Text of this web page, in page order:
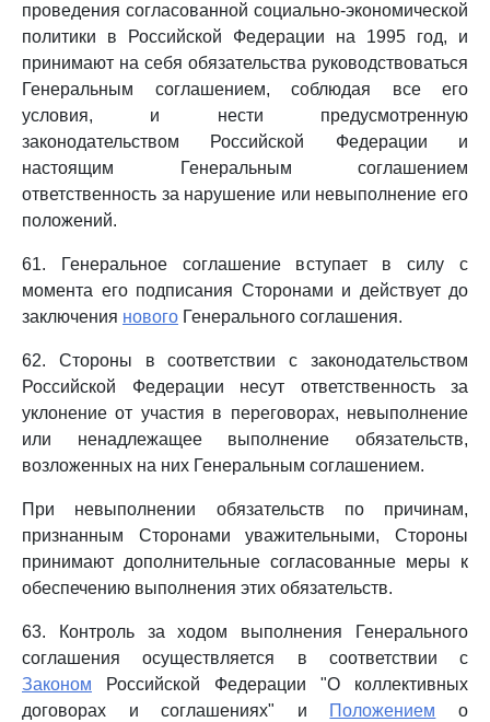
проведения согласованной социально-экономической
политики в Российской Федерации на 1995 год, и
принимают на себя обязательства руководствоваться
Генеральным соглашением, соблюдая все его
условия, и нести предусмотренную
законодательством Российской Федерации и
настоящим Генеральным соглашением
ответственность за нарушение или невыполнение его
положений.
61. Генеральное соглашение вступает в силу с
момента его подписания Сторонами и действует до
заключения нового Генерального соглашения.
62. Стороны в соответствии с законодательством
Российской Федерации несут ответственность за
уклонение от участия в переговорах, невыполнение
или ненадлежащее выполнение обязательств,
возложенных на них Генеральным соглашением.
При невыполнении обязательств по причинам,
признанным Сторонами уважительными, Стороны
принимают дополнительные согласованные меры к
обеспечению выполнения этих обязательств.
63. Контроль за ходом выполнения Генерального
соглашения осуществляется в соответствии с
Законом Российской Федерации "О коллективных
договорах и соглашениях" и Положением о